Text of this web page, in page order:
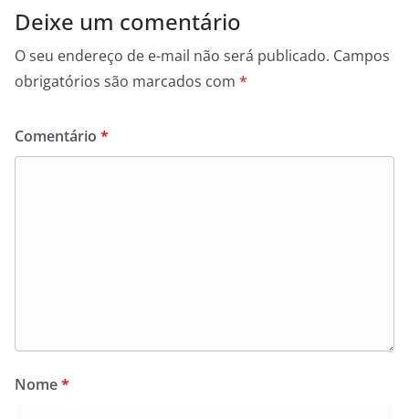
Deixe um comentário
O seu endereço de e-mail não será publicado. Campos
obrigatórios são marcados com *
Comentário *
Nome*